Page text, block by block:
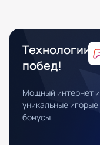
Технологии
побед!
Мощный интернет и
уникальные игорые
бонусы